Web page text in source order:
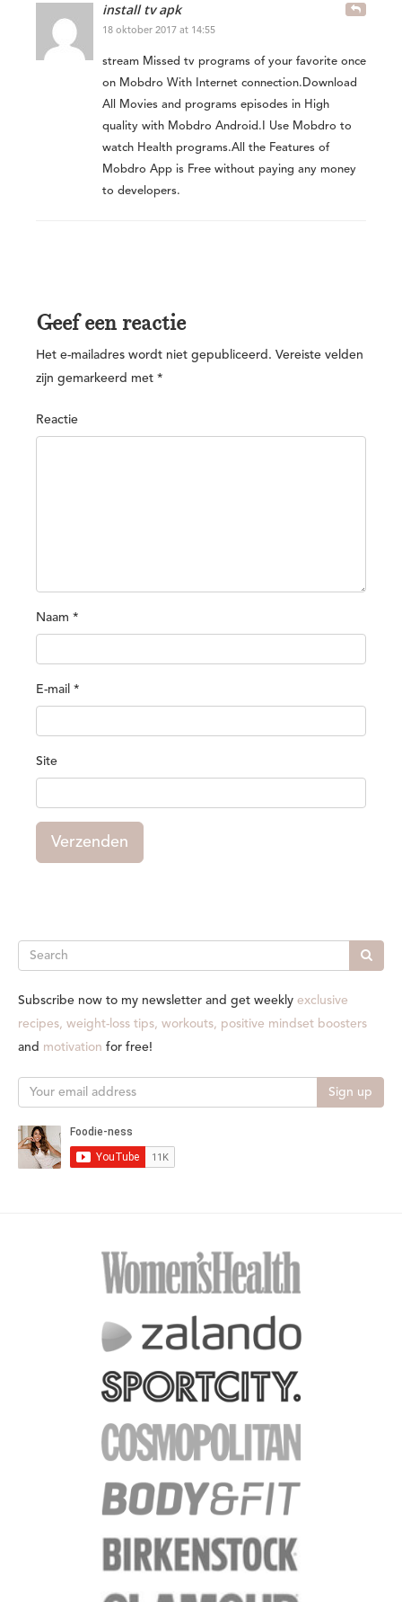
install tv apk
18 oktober 2017 at 14:55
stream Missed tv programs of your favorite once
on Mobdro With Internet connection.Download
All Movies and programs episodes in High
quality with Mobdro Android.I Use Mobdro to
watch Health programs.All the Features of
Mobdro App is Free without paying any money
to developers.
Geef een reactie
Het e-mailadres wordt niet gepubliceerd. Vereiste velden
zijn gemarkeerd met *
Reactie
Naam *
E-mail *
Site
Verzenden
Search
Subscribe now to my newsletter and get weekly exclusive
recipes, weight-loss tips, workouts, positive mindset boosters
and motivation for free!